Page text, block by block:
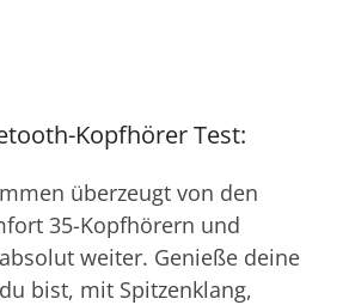
Kopfhörer Test:
überzeugt von den
35-Kopfhörern und
weiter. Genieße deine
bist, mit Spitzenklang,